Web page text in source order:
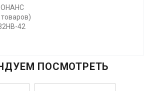
42
ПОСМОТРЕТЬ